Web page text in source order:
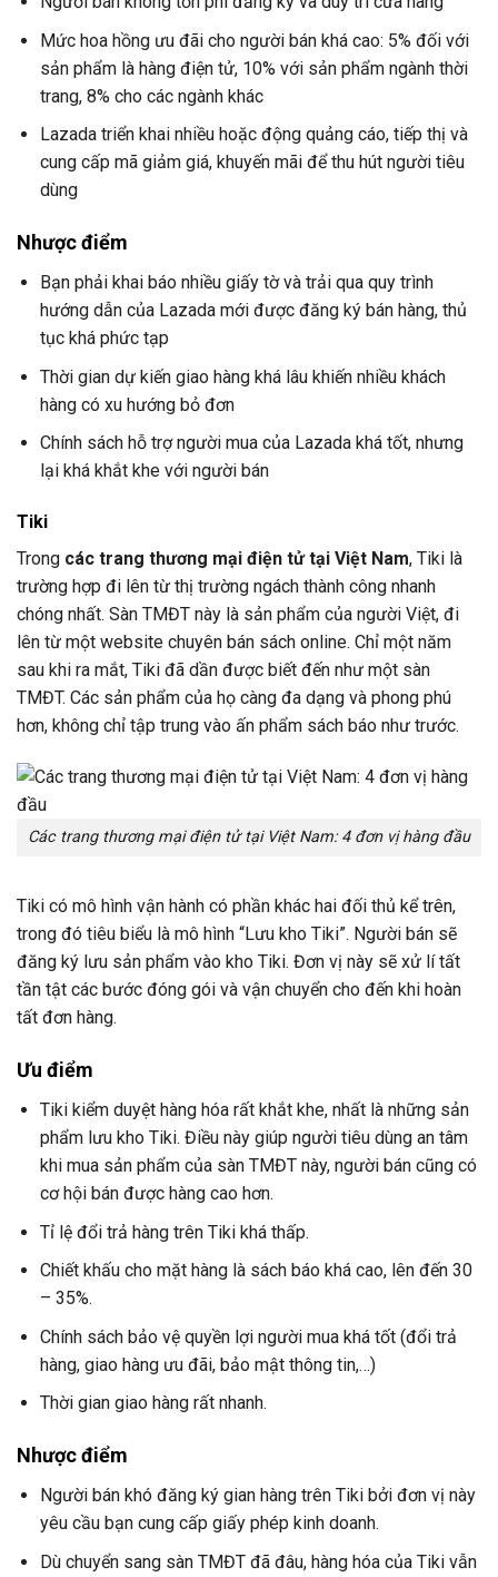
Mức hoa hồng ưu đãi cho người bán khá cao: 5% đối với
sản phẩm là hàng điện tử, 10% với sản phẩm ngành thời
trang, 8% cho các ngành khác
Lazada triển khai nhiều hoặc động quảng cáo, tiếp thị và
cung cấp mã giảm giá, khuyến mãi để thu hút người tiêu
dùng
Nhược điểm
Bạn phải khai báo nhiều giấy tờ và trải qua quy trình
hướng dẫn của Lazada mới được đăng ký bán hàng, thủ
tục khá phức tạp
Thời gian dự kiến giao hàng khá lâu khiến nhiều khách
hàng có xu hướng bỏ đơn
Chính sách hỗ trợ người mua của Lazada khá tốt, nhưng
lại khá khắt khe với người bán
Tiki
Trong các trang thương mại điện tử tại Việt Nam, Tiki là
trường hợp đi lên từ thị trường ngách thành công nhanh
chóng nhất. Sàn TMĐT này là sản phẩm của người Việt, đi
lên từ một website chuyên bán sách online. Chỉ một năm
sau khi ra mắt, Tiki đã dần được biết đến như một sàn
TMĐT. Các sản phẩm của họ càng đa dạng và phong phú
hơn, không chỉ tập trung vào ấn phẩm sách báo như trước.
Các trang thương mại điện tử tại Việt Nam: 4 đơn vị hàng đầu
Tiki có mô hình vận hành có phần khác hai đối thủ kể trên,
trong đó tiêu biểu là mô hình “Lưu kho Tiki”. Người bán sẽ
đăng ký lưu sản phẩm vào kho Tiki. Đơn vị này sẽ xử lí tất
tần tật các bước đóng gói và vận chuyển cho đến khi hoàn
tất đơn hàng.
Ưu điểm
Tiki kiểm duyệt hàng hóa rất khắt khe, nhất là những sản
phẩm lưu kho Tiki. Điều này giúp người tiêu dùng an tâm
khi mua sản phẩm của sàn TMĐT này, người bán cũng có
cơ hội bán được hàng cao hơn.
Tỉ lệ đổi trả hàng trên Tiki khá thấp.
Chiết khấu cho mặt hàng là sách báo khá cao, lên đến 30
– 35%.
Chính sách bảo vệ quyền lợi người mua khá tốt (đổi trả
hàng, giao hàng ưu đãi, bảo mật thông tin,…)
Thời gian giao hàng rất nhanh.
Nhược điểm
Người bán khó đăng ký gian hàng trên Tiki bởi đơn vị này
yêu cầu bạn cung cấp giấy phép kinh doanh.
Dù chuyển sang sàn TMĐT đã đâu, hàng hóa của Tiki vẫn